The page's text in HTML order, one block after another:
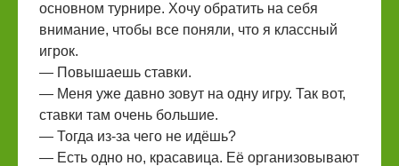
основном турнире. Хочу обратить на себя
внимание, чтобы все поняли, что я классный
игрок.
— Повышаешь ставки.
— Меня уже давно зовут на одну игру. Так вот,
ставки там очень большие.
— Тогда из-за чего не идёшь?
— Есть одно но, красавица. Её организовывают